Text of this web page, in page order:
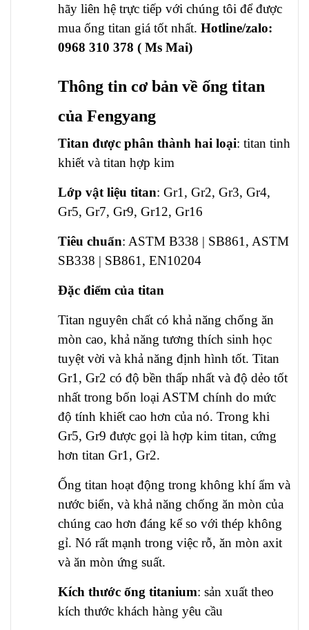
hãy liên hệ trực tiếp với chúng tôi để được
mua ống titan giá tốt nhất. Hotline/zalo:
0968 310 378 ( Ms Mai)
Thông tin cơ bản về ống titan
của Fengyang
Titan được phân thành hai loại: titan tinh
khiết và titan hợp kim
Lớp vật liệu titan: Gr1, Gr2, Gr3, Gr4,
Gr5, Gr7, Gr9, Gr12, Gr16
Tiêu chuẩn: ASTM B338 | SB861, ASTM
SB338 | SB861, EN10204
Đặc điểm của titan
Titan nguyên chất có khả năng chống ăn
mòn cao, khả năng tương thích sinh học
tuyệt vời và khả năng định hình tốt. Titan
Gr1, Gr2 có độ bền thấp nhất và độ dẻo tốt
nhất trong bốn loại ASTM chính do mức
độ tính khiết cao hơn của nó. Trong khi
Gr5, Gr9 được gọi là hợp kim titan, cứng
hơn titan Gr1, Gr2.
Ống titan hoạt động trong không khí ẩm và
nước biển, và khả năng chống ăn mòn của
chúng cao hơn đáng kể so với thép không
gỉ. Nó rất mạnh trong việc rỗ, ăn mòn axit
và ăn mòn ứng suất.
Kích thước ống titanium: sản xuất theo
kích thước khách hàng yêu cầu